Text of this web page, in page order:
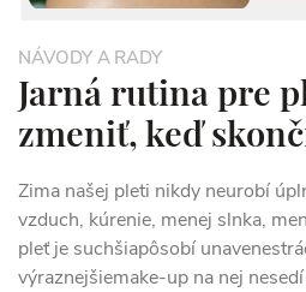
NÁVODY A RADY
Jarná rutina pre
zmeniť, keď
Zima našej pleti nikdy neurobí
vzduch, kúrenie, menej slnka,
pleť je suchšiapôsobí
výraznejšiemake-up na nej